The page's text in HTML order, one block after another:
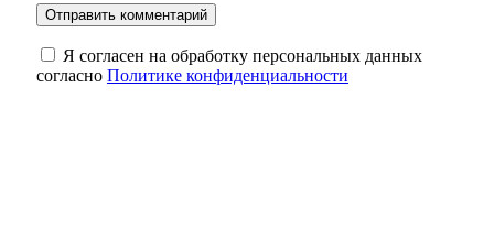
Я согласен на обработку персональных данных
согласно Политике конфиденциальности